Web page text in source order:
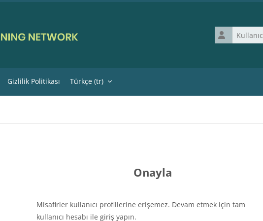
Kullanıcı adı
Gizlilik Politikası Türkçe ‎(tr)‎
Onayla
Misafirler kullanıcı profillerine erişemez. Devam etmek için tam
kullanıcı hesabı ile giriş yapın.